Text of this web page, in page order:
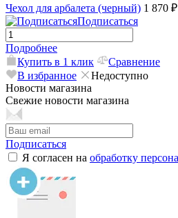
Чехол для арбалета (черный) 1 870 ₽
Подписаться
Подробнее
Купить в 1 клик
Сравнение
В избранное
Недоступно
Новости магазина
Свежие новости магазина
Подписаться
Я согласен на обработку